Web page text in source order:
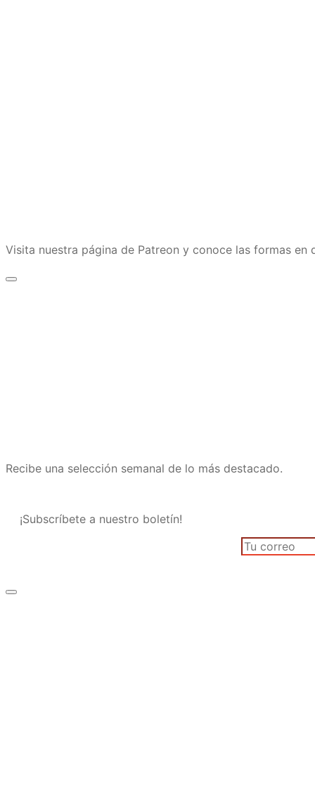
Visita nuestra página de Patreon y conoce las formas en
Recibe una selección semanal de lo más destacado.
¡Subscríbete a nuestro boletín!